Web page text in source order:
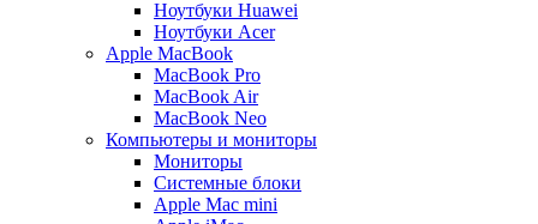
Ноутбуки Huawei
Ноутбуки Acer
Apple MacBook
MacBook Pro
MacBook Air
MacBook Neo
Компьютеры и мониторы
Мониторы
Системные блоки
Apple Mac mini